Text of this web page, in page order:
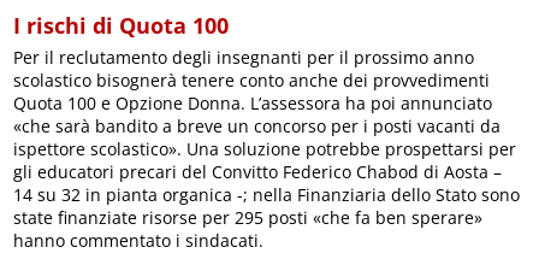
I rischi di Quota 100
Per il reclutamento degli insegnanti per il prossimo anno
scolastico bisognerà tenere conto anche dei provvedimenti
Quota 100 e Opzione Donna. L’assessora ha poi annunciato
«che sarà bandito a breve un concorso per i posti vacanti da
ispettore scolastico». Una soluzione potrebbe prospettarsi per
gli educatori precari del Convitto Federico Chabod di Aosta –
14 su 32 in pianta organica -; nella Finanziaria dello Stato sono
state finanziate risorse per 295 posti «che fa ben sperare»
hanno commentato i sindacati.